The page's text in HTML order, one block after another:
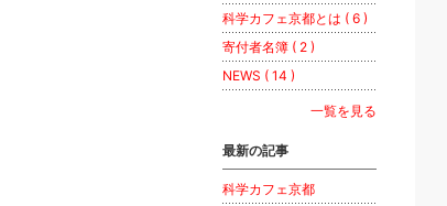
科学カフェ京都とは ( 6 )
寄付者名簿 ( 2 )
NEWS ( 14 )
一覧を見る
最新の記事
科学カフェ京都